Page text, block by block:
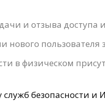
и отзыва доступа
пользователя
в физическом
безопасности